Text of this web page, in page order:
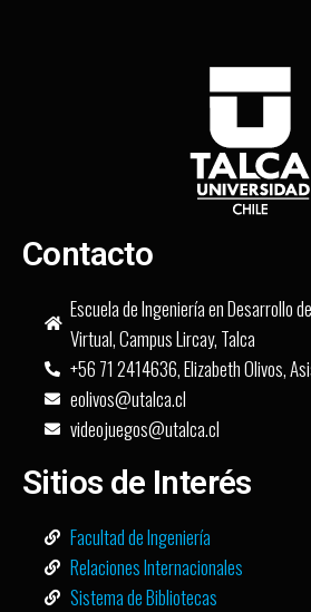
Contacto
Escuela de Ingeniería en Desarrollo
Virtual, Campus Lircay, Talca
+56 71 2414636, Elizabeth Olivos,
eolivos@utalca.cl
videojuegos@utalca.cl
Sitios de Interés
Facultad de Ingeniería
Relaciones Internacionales
Sistema de Bibliotecas